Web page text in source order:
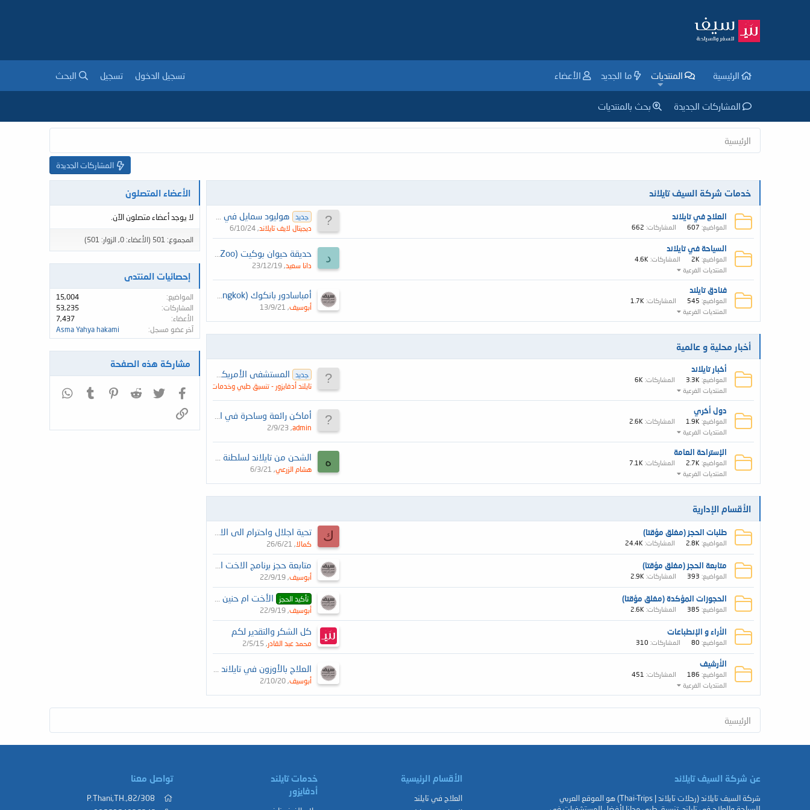
الرئيسية المنتديات ما الجديد الأعضاء تسجيل الدخول تسجيل البحث
المشاركات الجديدة بحث بالمنتديات
الرئيسية
المشاركات الجديدة
خدمات ‏شركة السيف تايلاند
العلاج في تايلاند
المواضيع 607 المشاركات 662
جديد هوليود سمايل في عيادة Land of Smiles Bangkok تايلاند
ديجيتال لايف تايلاند 6/10/24
السياحة في تايلاند
المواضيع 2K المشاركات 4.6K
المنتديات الفرعية
د
دانا سعيد 23/12/19
فنادق تايلند
المواضيع 545 المشاركات 1.7K
المنتديات الفرعية
أبوسيف 13/9/21
أخبار محلية و عالمية
أخبار تايلاند
المواضيع 3.3K المشاركات 6K
المنتديات الفرعية
جديد المستشفى الأمريكي في تايلاند
تايلند أدفايزور - تنسيق طبي وخدمات العلاج في 7/2/25
دول أخري
المواضيع 1.9K المشاركات 2.6K
المنتديات الفرعية
admin
2/9/23
الإستراحة العامة
المواضيع 2.7K المشاركات 7.1K
المنتديات الفرعية
ه
هشام الزرعي 6/3/21
الأقسام الإدارية
طلبات الحجز (مغلق مؤقتا)
المواضيع 2.8K المشاركات 24.4K ك
كمالا 26/6/21
متابعة الحجز (مغلق مؤقتا)
المواضيع 393 المشاركات 2.9K أبوسيف 22/9/19
الحجوزات المؤكدة (مغلق مؤقتا)
المواضيع 385 المشاركات 2.6K
تأكيد الحجز الأخت ام حنين - حجز فنادق وتذاكر طيران
أبوسيف 22/9/19
الأراء و الإنطباعات
المواضيع 80 المشاركات 310
كل الشكر والتقدير لكم
محمد عبد القادر 2/5/15
الأرشيف
المواضيع 186 المشاركات
451
المنتديات الفرعية
أبوسيف 2/10/20
الأعضاء المتصلون
لا يوجد أعضاء متصلون الآن.
المجموع: 501 (الأعضاء: 0, الزوار: 501)
إحصائيات المنتدى
المواضيع
15,004
المشاركات
53,235
الأعضاء
7,437
آخر عضو مسجل
Asma Yahya hakami
مشاركة هذه الصفحة
فيسبوك تويتر Reddit
Pinterest
Tumblr
الرئيسية
عن شركة السيف تايلاند
شركة السيف تايلاند (رحلات تايلاند | Thai-Trips) هو الموقع العربي
الأقسام الرئيسية
العلاج في تايلند
خدمات تايلند
أدفايزور
تواصل معنا
82/308,.P.Thani,TH